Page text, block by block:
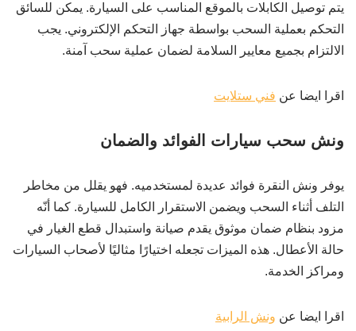
يتم توصيل الكابلات بالموقع المناسب على السيارة. يمكن للسائق
التحكم بعملية السحب بواسطة جهاز التحكم الإلكتروني. يجب
الالتزام بجميع معايير السلامة لضمان عملية سحب آمنة.
اقرا ايضا عن فني ستلايت
ونش سحب سيارات الفوائد والضمان
يوفر ونش النقرة فوائد عديدة لمستخدميه. فهو يقلل من مخاطر
التلف أثناء السحب ويضمن الاستقرار الكامل للسيارة. كما أنّه
مزود بنظام ضمان موثوق يقدم صيانة واستبدال قطع الغيار في
حالة الأعطال. هذه الميزات تجعله اختيارًا مثاليًا لأصحاب السيارات
ومراكز الخدمة.
اقرا ايضا عن ونش الرابية